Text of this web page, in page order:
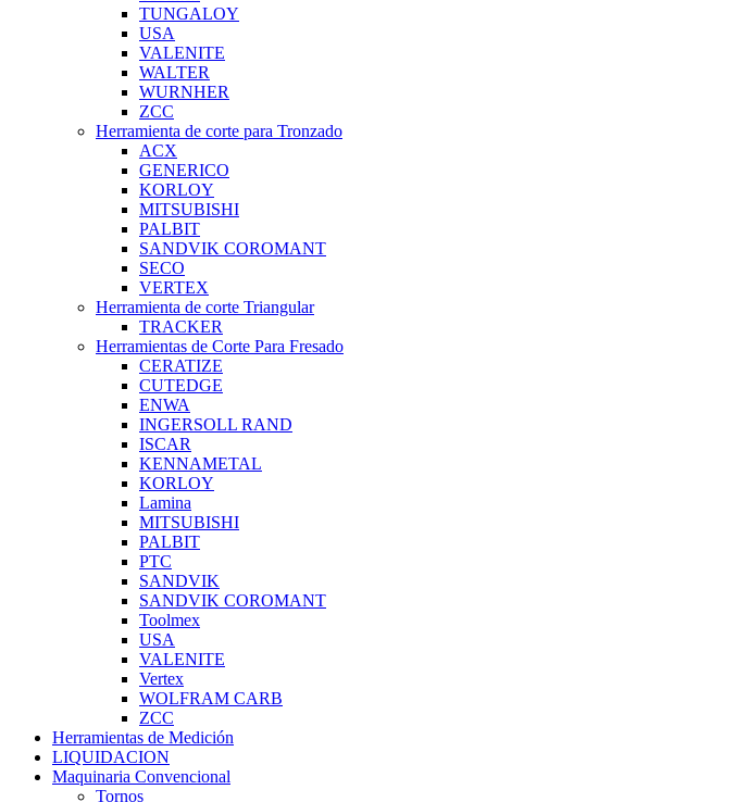
TUNGALOY
USA
VALENITE
WALTER
WURNHER
ZCC
Herramienta de corte para Tronzado
ACX
GENERICO
KORLOY
MITSUBISHI
PALBIT
SANDVIK COROMANT
SECO
VERTEX
Herramienta de corte Triangular
TRACKER
Herramientas de Corte Para Fresado
CERATIZE
CUTEDGE
ENWA
INGERSOLL RAND
ISCAR
KENNAMETAL
KORLOY
Lamina
MITSUBISHI
PALBIT
PTC
SANDVIK
SANDVIK COROMANT
Toolmex
USA
VALENITE
Vertex
WOLFRAM CARB
ZCC
Herramientas de Medición
LIQUIDACION
Maquinaria Convencional
Tornos